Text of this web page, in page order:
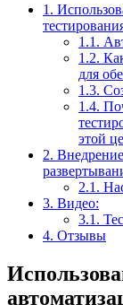
1.
1.1.
1.2.
для
1.3.
1.4.
этой
2.
2.1.
3. Видео:
3.1.
4. Отзывы